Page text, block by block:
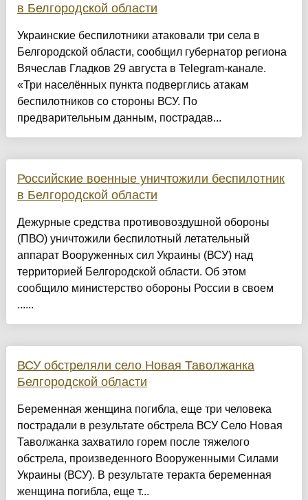
в Белгородской области
Украинские беспилотники атаковали три села в
Белгородской области, сообщил губернатор региона
Вячеслав Гладков 29 августа в Telegram-канале.
«Три населённых пункта подверглись атакам
беспилотников со стороны ВСУ. По
предварительным данным, пострадав...
Российские военные уничтожили беспилотник
в Белгородской области
Дежурные средства противовоздушной обороны
(ПВО) уничтожили беспилотный летательный
аппарат Вооруженных сил Украины (ВСУ) над
территорией Белгородской области. Об этом
сообщило министерство обороны России в своем
......
ВСУ обстреляли село Новая Таволжанка
Белгородской области
Беременная женщина погибла, еще три человека
пострадали в результате обстрела ВСУ Село Новая
Таволжанка захватило горем после тяжелого
обстрела, произведенного Вооруженными Силами
Украины (ВСУ). В результате теракта беременная
женщина погибла, еще т...